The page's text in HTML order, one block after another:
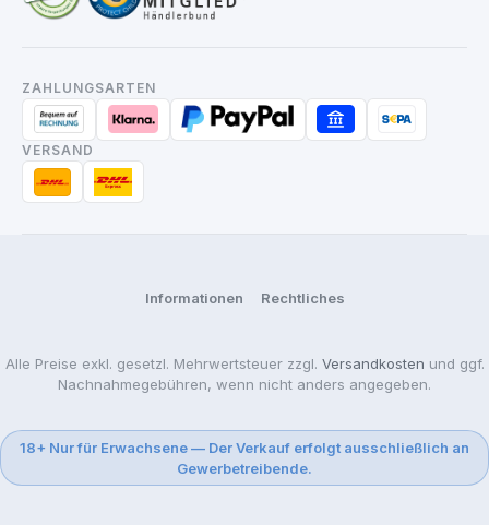
ZAHLUNGSARTEN
VERSAND
Informationen Rechtliches
Alle Preise exkl. gesetzl. Mehrwertsteuer zzgl. Versandkosten und ggf.
Nachnahmegebühren, wenn nicht anders angegeben.
18+ Nur für Erwachsene — Der Verkauf erfolgt ausschließlich an
Gewerbetreibende.